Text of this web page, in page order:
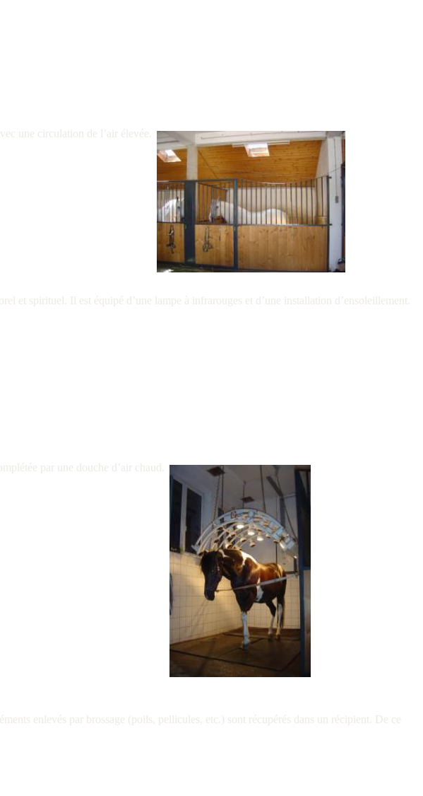
une circulation de l’air élevée.
et spirituel. Il est équipé d’une lampe à infrarouges et d’une installation d’ensoleillement.
par une douche d’air chaud.
enlevés par brossage (poils, pellicules, etc.) sont récupérés dans un récipient. De ce